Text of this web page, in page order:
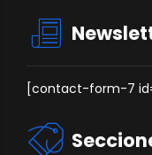
[contact-form-7